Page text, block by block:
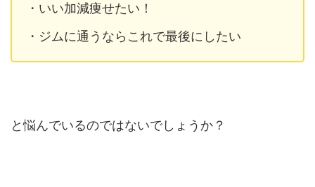
・いい加減痩せたい！
・ジムに通うならこれで最後にしたい
と悩んでいるのではないでしょうか？